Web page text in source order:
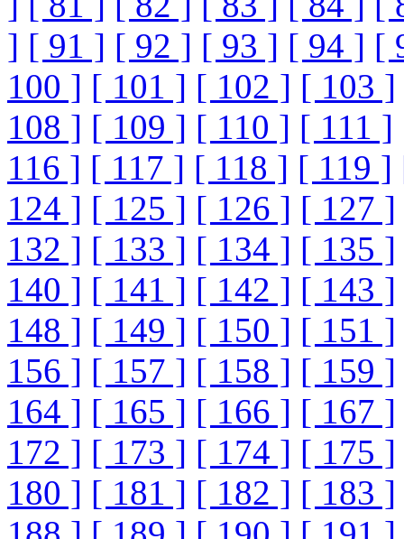
] [ 91 ] [ 92 ] [ 93 ] [ 94 ] [
100 ] [ 101 ] [ 102 ] [ 103 ]
108 ] [ 109 ] [ 110 ] [ 111 ]
116 ] [ 117 ] [ 118 ] [ 119 ]
124 ] [ 125 ] [ 126 ] [ 127 ]
132 ] [ 133 ] [ 134 ] [ 135 ]
140 ] [ 141 ] [ 142 ] [ 143 ]
148 ] [ 149 ] [ 150 ] [ 151 ]
156 ] [ 157 ] [ 158 ] [ 159 ]
164 ] [ 165 ] [ 166 ] [ 167 ]
172 ] [ 173 ] [ 174 ] [ 175 ]
180 ] [ 181 ] [ 182 ] [ 183 ]